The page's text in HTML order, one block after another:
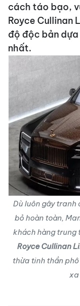
cách táo bạo,
Royce Cullinan
độ độc bản dựa
nhất.
Dù luôn gây tranh
bỏ hoàn toàn,
khách hàng trung
Royce Cullinan
thừa tinh thần
xa